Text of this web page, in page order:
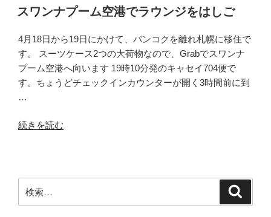
稿
日:
スワンナプーム空港でラウンジをはしご
4月18日から19日にかけて、バンコクを離れ札幌に移住で
す。 スーツケース2つの大荷物なので、Grabでスワンナ
プーム空港へ向います 19時10分発のキャセイ704便で
す。ちょうどチェックインカウンターが開く3時間前に到
…
“ス
プ
ー
続きを読む
索: